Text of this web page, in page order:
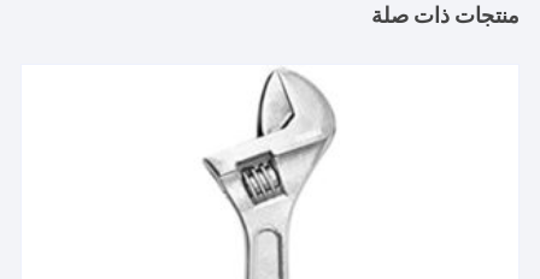
منتجات ذات صلة